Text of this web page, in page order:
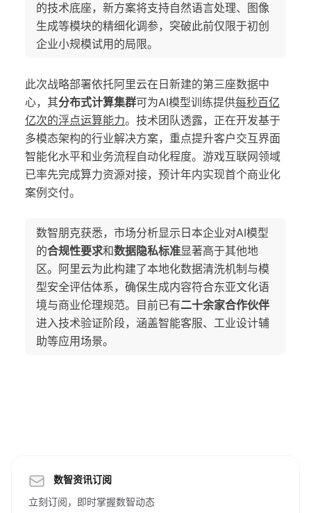
的技术底座，新方案将支持自然语言处理、图像
生成等模块的精细化调参，突破此前仅限于初创
企业小规模试用的局限。
此次战略部署依托阿里云在日新建的第三座数据中
心，其分布式计算集群可为AI模型训练提供每秒百亿
亿次的浮点运算能力。技术团队透露，正在开发基于
多模态架构的行业解决方案，重点提升客户交互界面
智能化水平和业务流程自动化程度。游戏互联网领域
已率先完成算力资源对接，预计年内实现首个商业化
案例交付。
数智朋克获悉，市场分析显示日本企业对AI模型
的合规性要求和数据隐私标准显著高于其他地
区。阿里云为此构建了本地化数据清洗机制与模
型安全评估体系，确保生成内容符合东亚文化语
境与商业伦理规范。目前已有二十余家合作伙伴
进入技术验证阶段，涵盖智能客服、工业设计辅
助等应用场景。
数智资讯订阅
立刻订阅，即时掌握数智动态